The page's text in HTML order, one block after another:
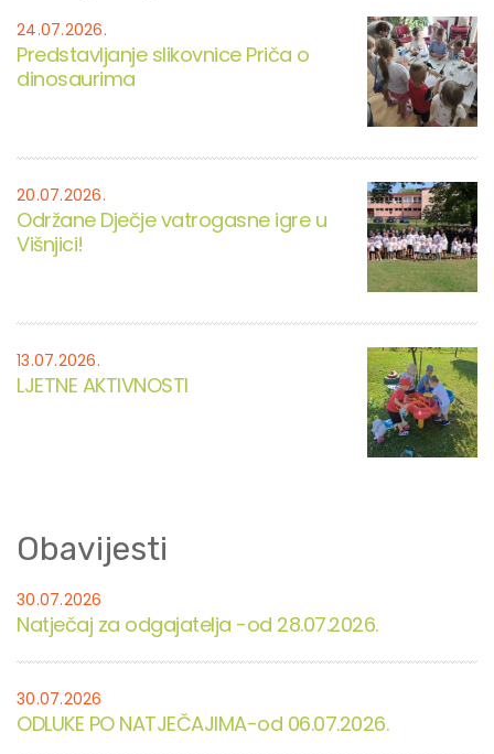
24.07.2026.
Predstavljanje slikovnice Priča o
dinosaurima
20.07.2026.
Održane Dječje vatrogasne igre u
Višnjici!
13.07.2026.
LJETNE AKTIVNOSTI
Obavijesti
30.07.2026
Natječaj za odgajatelja -od 28.07.2026.
30.07.2026
ODLUKE PO NATJEČAJIMA-od 06.07.2026.